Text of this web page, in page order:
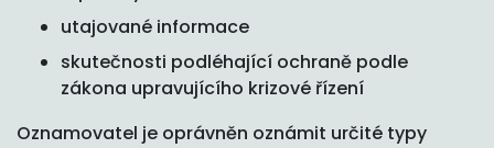
utajované informace
skutečnosti podléhající ochraně podle
zákona upravujícího krizové řízení
Oznamovatel je oprávněn oznámit určité typy